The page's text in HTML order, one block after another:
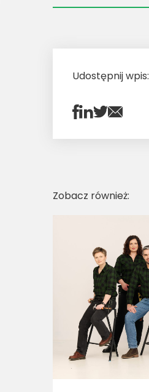
Udostępnij wpis:
Zobacz również: